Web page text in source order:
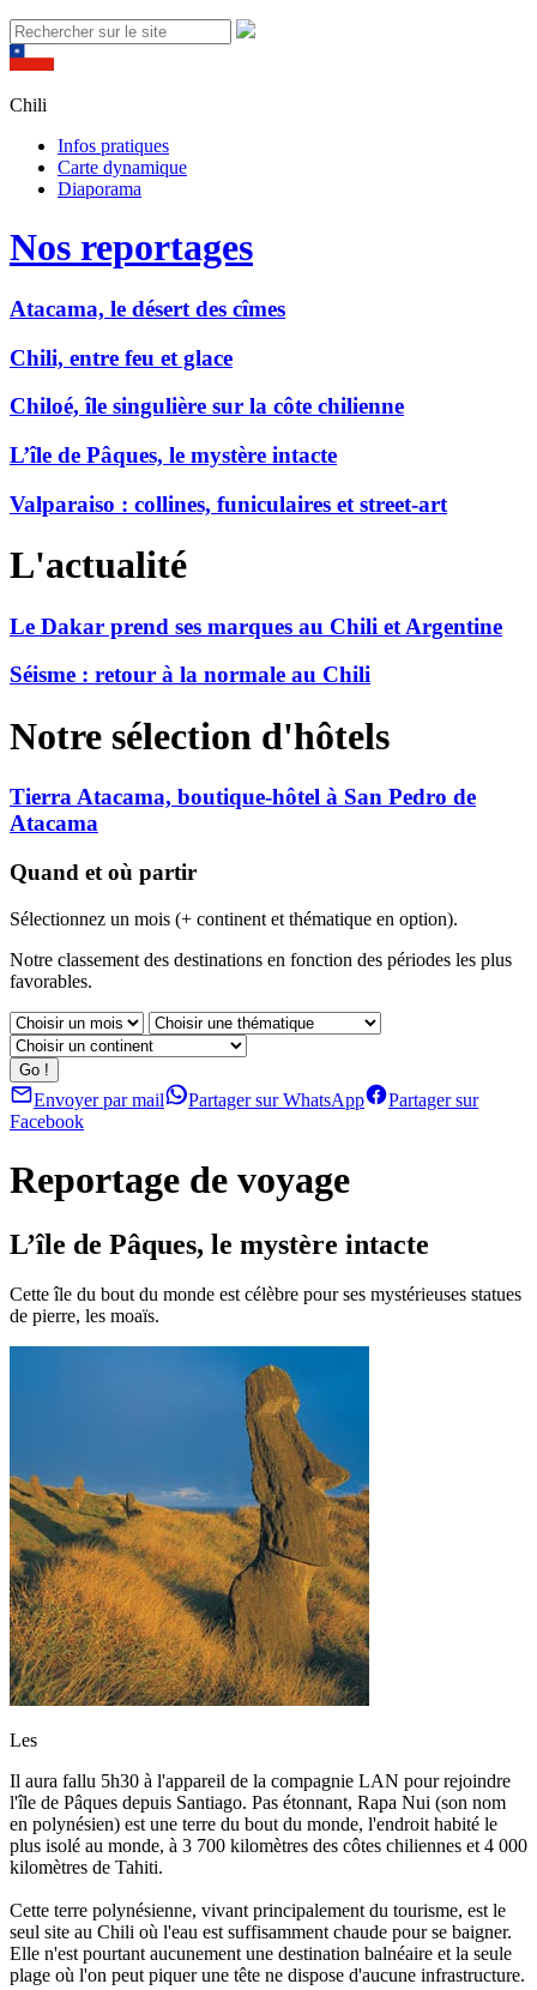
Chili
Infos pratiques
Carte dynamique
Diaporama
Nos reportages
Atacama, le désert des cîmes
Chili, entre feu et glace
Chiloé, île singulière sur la côte chilienne
L’île de Pâques, le mystère intacte
Valparaiso : collines, funiculaires et street-art
L'actualité
Le Dakar prend ses marques au Chili et Argentine
Séisme : retour à la normale au Chili
Notre sélection d'hôtels
Tierra Atacama, boutique-hôtel à San Pedro de
Atacama
Quand et où partir
Sélectionnez un mois (+ continent et thématique en option).
Notre classement des destinations en fonction des périodes les plus
favorables.
Envoyer par mail Partager sur WhatsApp
Partager sur
Facebook
Reportage de voyage
L’île de Pâques, le mystère intacte
Cette île du bout du monde est célèbre pour ses mystérieuses statues
de pierre, les moaïs.
Les
Il aura fallu 5h30 à l'appareil de la compagnie LAN pour rejoindre
l'île de Pâques depuis Santiago. Pas étonnant, Rapa Nui (son nom
en polynésien) est une terre du bout du monde, l'endroit habité le
plus isolé au monde, à 3 700 kilomètres des côtes chiliennes et 4 000
kilomètres de Tahiti.
Cette terre polynésienne, vivant principalement du tourisme, est le
seul site au Chili où l'eau est suffisamment chaude pour se baigner.
Elle n'est pourtant aucunement une destination balnéaire et la seule
plage où l'on peut piquer une tête ne dispose d'aucune infrastructure.